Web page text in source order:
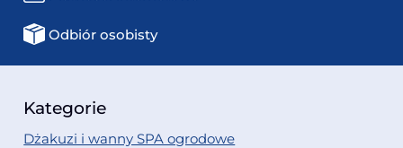
Odbiór osobisty
Kategorie
Dżakuzi i wanny SPA ogrodowe